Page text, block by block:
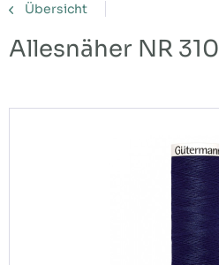
Übersicht
Allesnäher NR 310